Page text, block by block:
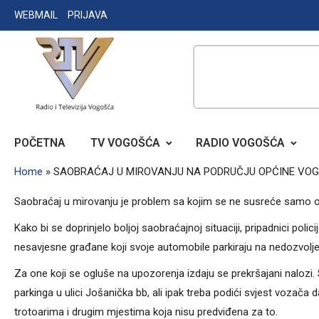
Skip
to
WEBMAIL PRIJAVA
RADIO TELEVIZIJA VOGOŠĆA
POČETNA TV VOGOŠĆA RADIO VOGOŠĆA
Home » SAOBRAĆAJ U MIROVANJU NA PODRUČJU OPĆINE
Saobraćaj u mirovanju je problem sa kojim se ne susreće
Kako bi se doprinjelo boljoj saobraćajnoj situaciji, pripadnici
nesavjesne građane koji svoje automobile parkiraju na
Za one koji se ogluše na upozorenja izdaju se prekršajani
parkinga u ulici Jošanička bb, ali ipak treba podići svjest vozača
trotoarima i drugim mjestima koja nisu predviđena za to.